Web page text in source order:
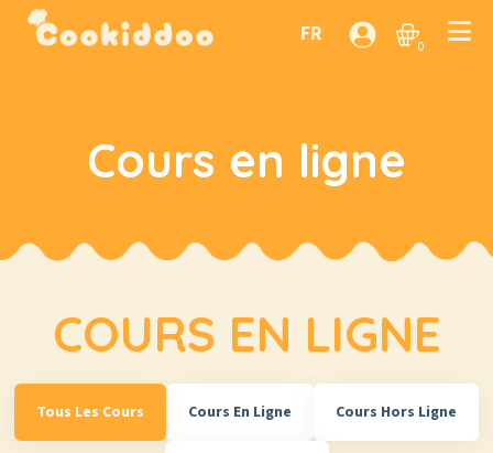
FR 0
Cours en ligne
COURS EN LIGNE
Tous Les Cours Cours En Ligne Cours Hors Ligne